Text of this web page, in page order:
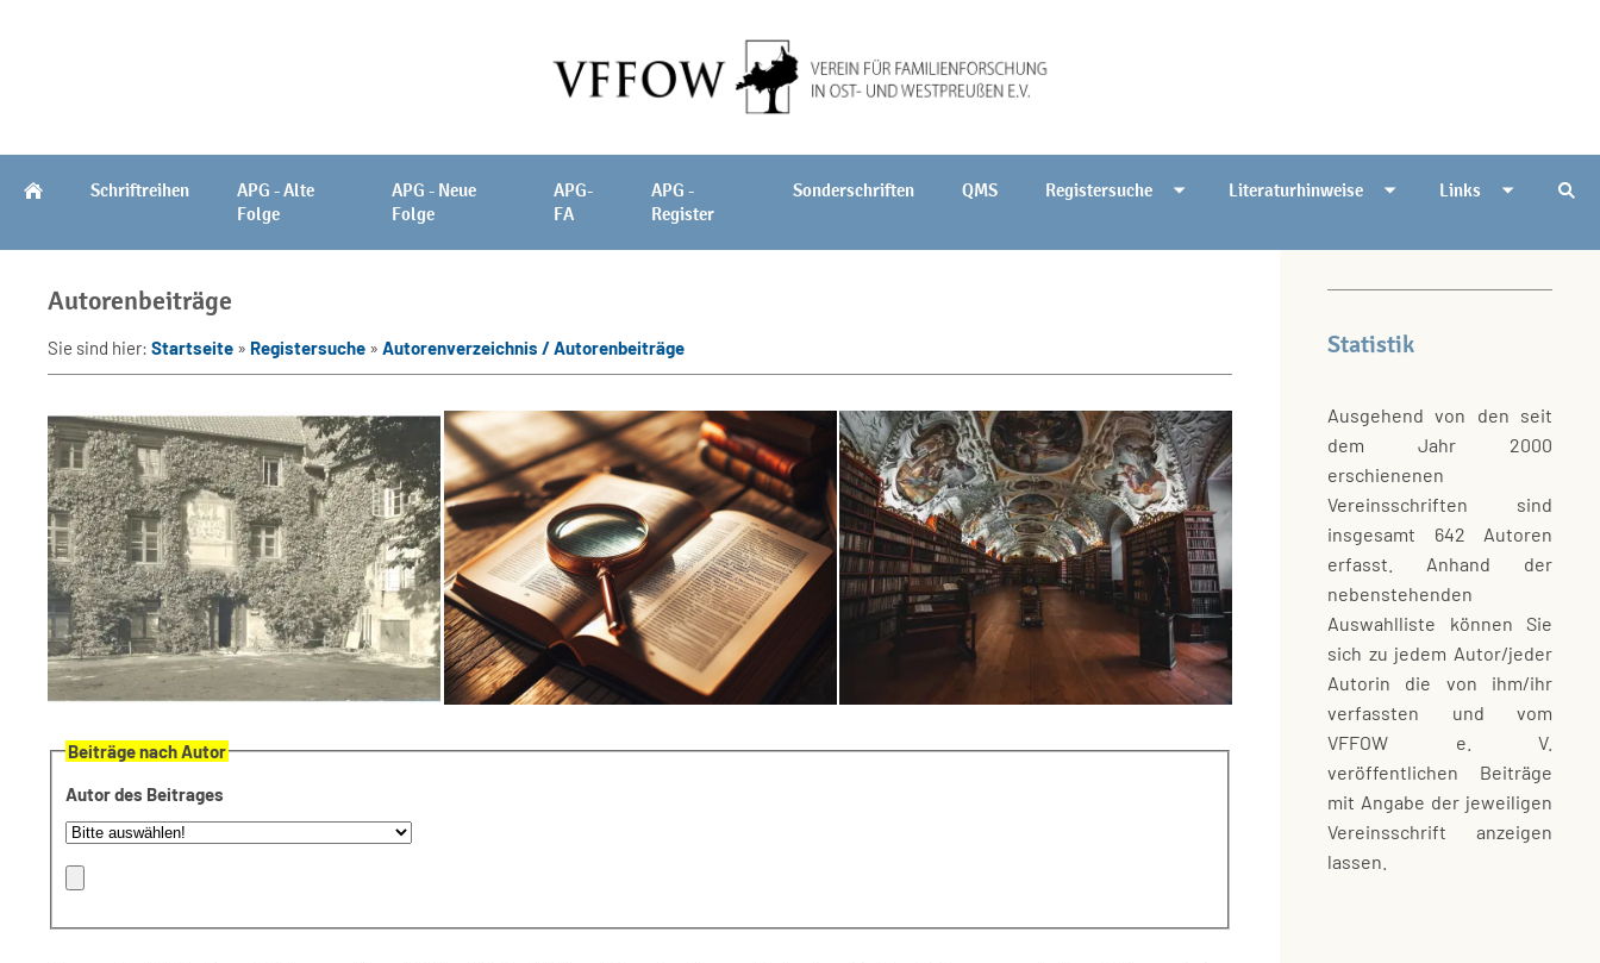
Schriftreihen
APG - Alte
Folge
APG - Neue
Folge
APG-
FA
APG -
Register
Sonderschriften QMS Registersuche Literaturhinweise Links
Autorenbeiträge
Sie sind hier: Startseite » Registersuche » Autorenverzeichnis / Autorenbeiträge
Beiträge nach Autor
Autor des Beitrages
Statistik
Ausgehend von den seit
dem Jahr 2000
erschienenen
Vereinsschriften sind
insgesamt 642 Autoren
erfasst. Anhand der
nebenstehenden
Auswahlliste können Sie
sich zu jedem Autor/jeder
Autorin die von ihm/ihr
verfassten und vom
VFFOW e. V.
veröffentlichen Beiträge
mit Angabe der jeweiligen
Vereinsschrift anzeigen
lassen.